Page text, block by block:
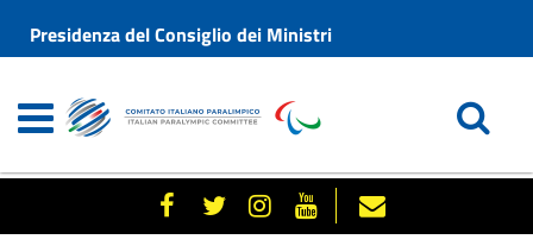
Presidenza del Consiglio dei Ministri